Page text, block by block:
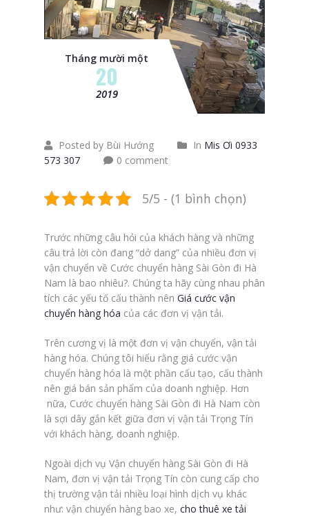
Tháng mười một
20
2019
Posted by Bùi Hướng In Mis Ơi 0933
573 307
0 comment
5/5 - (1 bình chọn)
Trước những câu hỏi của khách hàng và những
câu trả lời còn đang “dở dang” của nhiều đơn vị
vận chuyển về Cước chuyển hàng Sài Gòn đi Hà
Nam là bao nhiêu?. Chúng ta hãy cùng nhau phân
tích các yếu tố cấu thành nên Giá cước vận
chuyển hàng hóa của các đơn vị vận tải.
Trên cương vị là một đơn vị vận chuyển, vận tải
hàng hóa. Chúng tôi hiểu rằng giá cước vận
chuyển hàng hóa là một phần cấu tạo, cấu thành
nên giá bán sản phẩm của doanh nghiệp. Hơn
nữa, Cước chuyển hàng Sài Gòn đi Hà Nam còn
là sợi dây gắn kết giữa đơn vị vận tải Trọng Tín
với khách hàng, doanh nghiệp.
Ngoài dịch vụ Vận chuyển hàng Sài Gòn đi Hà
Nam, đơn vị vận tải Trọng Tín còn cung cấp cho
thị trường vận tải nhiều loại hình dịch vụ khác
như: vận chuyển hàng bao xe, cho thuê xe tải